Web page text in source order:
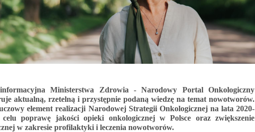
Ministerstwa Zdrowia - Narodowy Portal Onkologiczny
aktualną, rzetelną i przystępnie podaną wiedzę na temat nowotworów.
element realizacji Narodowej Strategii Onkologicznej na lata 2020-
poprawę jakości opieki onkologicznej w Polsce oraz zwiększenie
w zakresie profilaktyki i leczenia nowotworów.